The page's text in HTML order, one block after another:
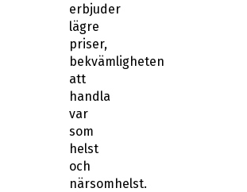
erbjuder
lägre
priser,
bekvämligheten
att
handla
var
som
helst
och
närsomhelst.